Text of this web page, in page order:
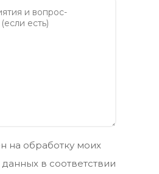
на обработку моих
в соответствии